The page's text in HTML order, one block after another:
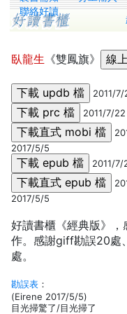
聯絡好讀
臥龍生 《雙鳳旗》
2011/
2011/7/
2017/5/5
2011/
2017/5/5
好讀書櫃《經典版》，
作。感謝giff勘誤20處
處。
勘誤表 ：
(Eirene 2017/5/5)
目光掃驚了/目光掃了